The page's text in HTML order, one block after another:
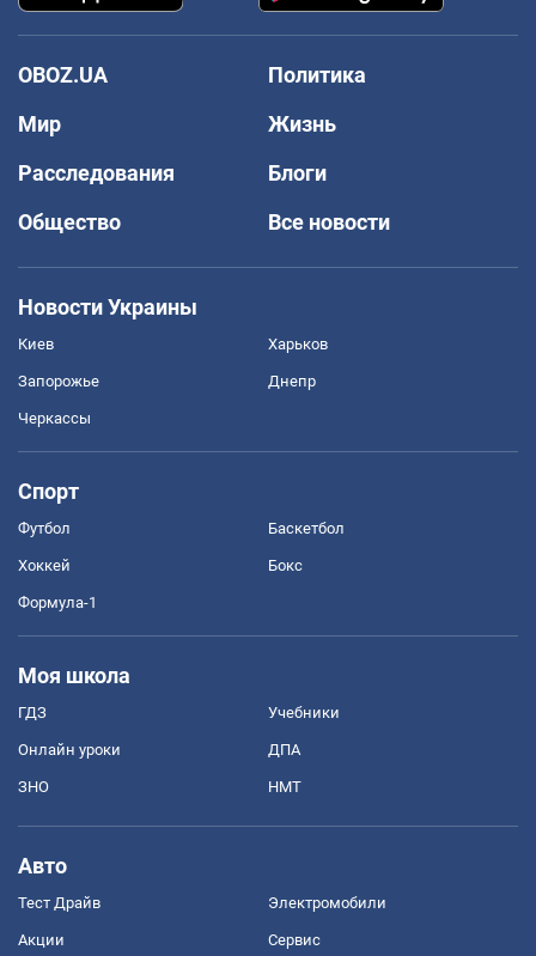
OBOZ.UA
Политика
Мир
Жизнь
Расследования
Блоги
Общество
Все новости
Новости Украины
Киев Харьков
Запорожье Днепр
Черкассы
Спорт
Футбол Баскетбол
Хоккей Бокс
Формула-1
Моя школа
ГДЗ Учебники
Онлайн уроки ДПА
ЗНО НМТ
Авто
Тест Драйв Электромобили
Акции Сервис